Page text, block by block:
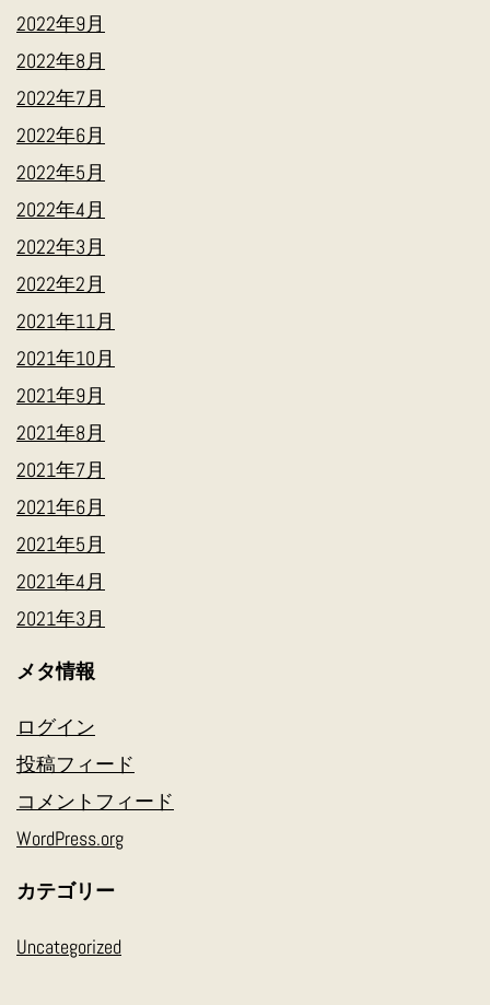
2022年9月
2022年8月
2022年7月
2022年6月
2022年5月
2022年4月
2022年3月
2022年2月
2021年11月
2021年10月
2021年9月
2021年8月
2021年7月
2021年6月
2021年5月
2021年4月
2021年3月
メタ情報
ログイン
投稿フィード
コメントフィード
WordPress.org
カテゴリー
Uncategorized